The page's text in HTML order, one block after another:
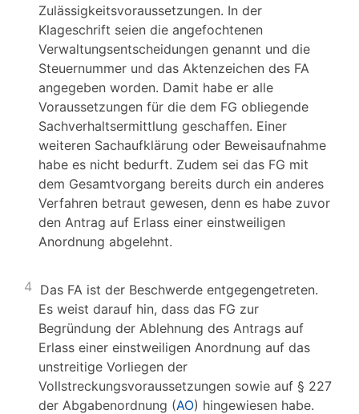
Zulässigkeitsvoraussetzungen. In der
Klageschrift seien die angefochtenen
Verwaltungsentscheidungen genannt und die
Steuernummer und das Aktenzeichen des FA
angegeben worden. Damit habe er alle
Voraussetzungen für die dem FG obliegende
Sachverhaltsermittlung geschaffen. Einer
weiteren Sachaufklärung oder Beweisaufnahme
habe es nicht bedurft. Zudem sei das FG mit
dem Gesamtvorgang bereits durch ein anderes
Verfahren betraut gewesen, denn es habe zuvor
den Antrag auf Erlass einer einstweiligen
Anordnung abgelehnt.
4 Das FA ist der Beschwerde entgegengetreten.
Es weist darauf hin, dass das FG zur
Begründung der Ablehnung des Antrags auf
Erlass einer einstweiligen Anordnung auf das
unstreitige Vorliegen der
Vollstreckungsvoraussetzungen sowie auf § 227
der Abgabenordnung (AO) hingewiesen habe.